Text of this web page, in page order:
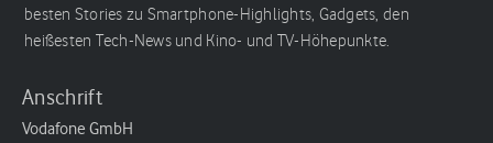
besten Stories zu Smartphone-Highlights, Gadgets, den
heißesten Tech-News und Kino- und TV-Höhepunkte.
Anschrift
Vodafone GmbH